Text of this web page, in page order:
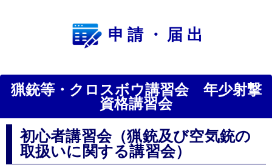
申請・届出
猟銃等・クロスボウ講習会 年少射撃
資格講習会
初心者講習会（猟銃及び空気銃の
取扱いに関する講習会）